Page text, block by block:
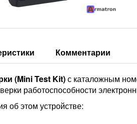
Комментарии
(Mini Test Kit)с каталожным
работоспособности
об этом устройстве: